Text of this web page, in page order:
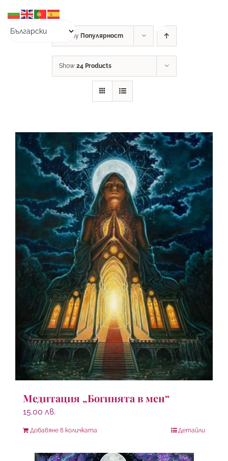
content
Sort by Популярност
Show 24 Products
Медитация „Богинята в мен“
15.00 лв.
Добавяне в количката Детайли